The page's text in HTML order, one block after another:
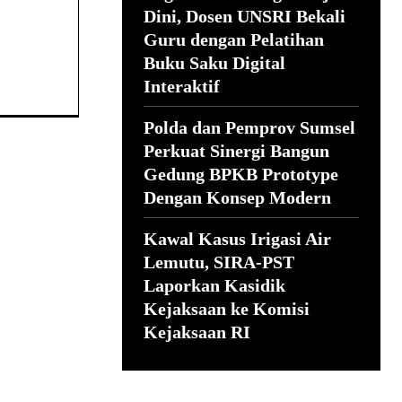
Dini, Dosen UNSRI Bekali
Guru dengan Pelatihan
Buku Saku Digital
Interaktif
Polda dan Pemprov Sumsel
Perkuat Sinergi Bangun
Gedung BPKB Prototype
Dengan Konsep Modern
Kawal Kasus Irigasi Air
Lemutu, SIRA-PST
Laporkan Kasidik
Kejaksaan ke Komisi
Kejaksaan RI